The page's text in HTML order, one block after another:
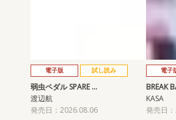
電子版 試し読み
弱虫ペダル SPARE …
渡辺航
発売日：2026.08.06
電子
BREAK
KASA
発売日